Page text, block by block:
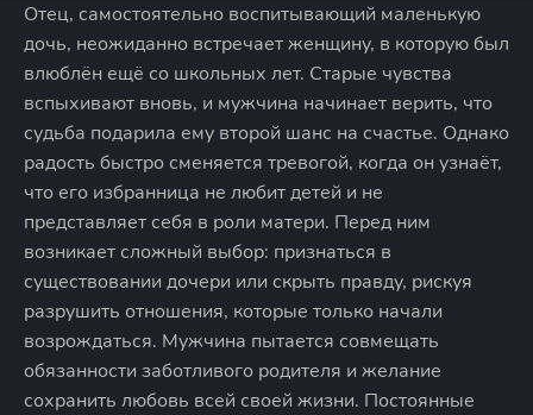
Отец, самостоятельно воспитывающий маленькую
дочь, неожиданно встречает женщину, в которую был
влюблён ещё со школьных лет. Старые чувства
вспыхивают вновь, и мужчина начинает верить, что
судьба подарила ему второй шанс на счастье. Однако
радость быстро сменяется тревогой, когда он узнаёт,
что его избранница не любит детей и не
представляет себя в роли матери. Перед ним
возникает сложный выбор: признаться в
существовании дочери или скрыть правду, рискуя
разрушить отношения, которые только начали
возрождаться. Мужчина пытается совмещать
обязанности заботливого родителя и желание
сохранить любовь всей своей жизни. Постоянные